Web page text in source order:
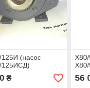
(насос
125ИСД)
₴ 56